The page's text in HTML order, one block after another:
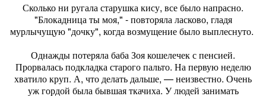
Сколько ни ругала старушка кису, все было напрасно.
"Блокадница ты моя," - повторяла ласково, гладя
мурлычущую "дочку", когда возмущение было выплеснуто.
Однажды потеряла баба Зоя кошелечек с пенсией.
Прорвалась подкладка старого пальто. На первую неделю
хватило круп. А, что делать дальше, — неизвестно. Очень
уж гордой была бывшая ткачиха. У людей занимать